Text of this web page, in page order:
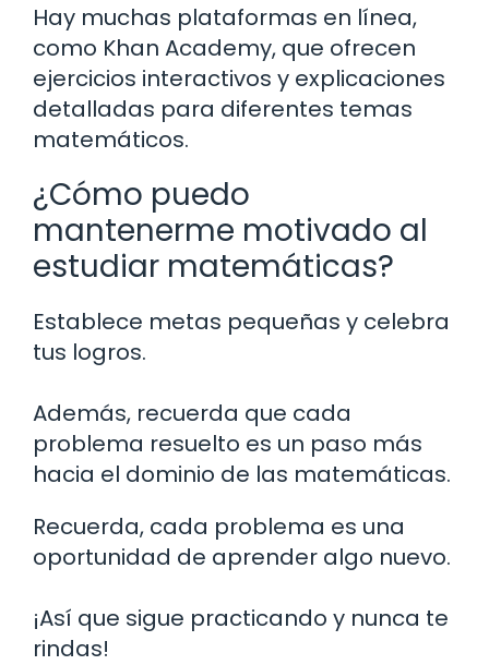
Hay muchas plataformas en línea,
como Khan Academy, que ofrecen
ejercicios interactivos y explicaciones
detalladas para diferentes temas
matemáticos.
¿Cómo puedo
mantenerme motivado al
estudiar matemáticas?
Establece metas pequeñas y celebra
tus logros.
Además, recuerda que cada
problema resuelto es un paso más
hacia el dominio de las matemáticas.
Recuerda, cada problema es una
oportunidad de aprender algo nuevo.
¡Así que sigue practicando y nunca te
rindas!